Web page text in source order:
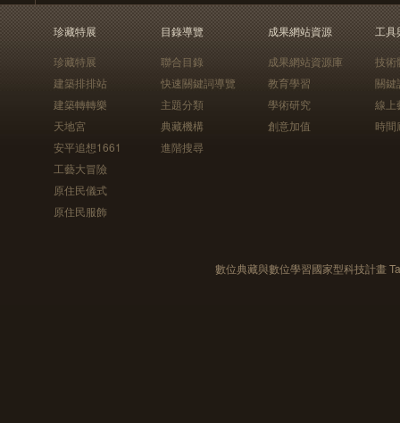
珍藏特展
珍藏特展
建築排排站
建築轉轉樂
天地宮
安平追想1661
工藝大冒險
原住民儀式
原住民服飾
目錄導覽
聯合目錄
快速關鍵詞導覽
主題分類
典藏機構
進階搜尋
成果網站資源
成果網站資源庫
教育學習
學術研究
創意加值
工具
技術
關鍵
線上
時間
數位典藏與數位學習國家型科技計畫